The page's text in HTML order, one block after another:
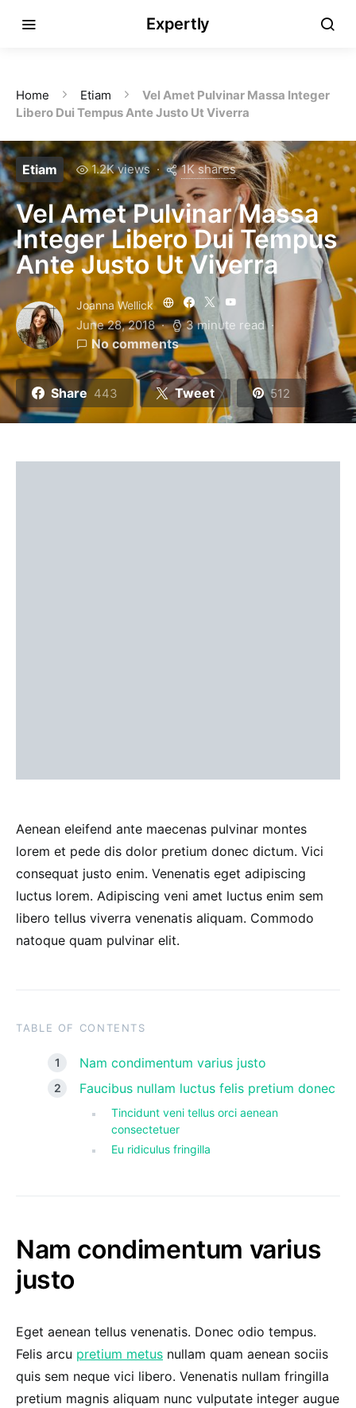
Expertly
Home Etiam
Vel Amet Pulvinar Massa Integer
Libero Dui Tempus Ante Justo Ut Viverra
Etiam 1.2K views 1K shares
Vel Amet Pulvinar Massa
Integer Libero Dui Tempus
Ante Justo Ut Viverra
Joanna Wellick
June 28, 2018 3 minute read
No comments
Share 443 Tweet 512
Aenean eleifend ante maecenas pulvinar montes
lorem et pede dis dolor pretium donec dictum. Vici
consequat justo enim. Venenatis eget adipiscing
luctus lorem. Adipiscing veni amet luctus enim sem
libero tellus viverra venenatis aliquam. Commodo
natoque quam pulvinar elit.
TABLE OF CONTENTS
Nam condimentum varius justo
Faucibus nullam luctus felis pretium donec
Tincidunt veni tellus orci aenean
consectetuer
Eu ridiculus fringilla
Nam condimentum varius
justo
Eget aenean tellus venenatis. Donec odio tempus.
Felis arcu pretium metus nullam quam aenean sociis
quis sem neque vici libero. Venenatis nullam fringilla
pretium magnis aliquam nunc vulputate integer augue